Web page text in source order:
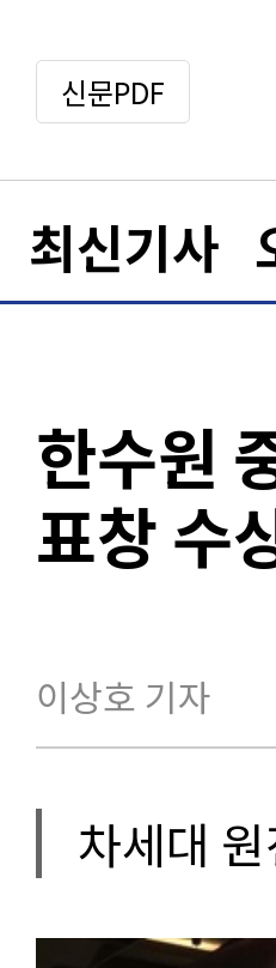
신문PDF
최신기사
한수원
표창 수
이상호 기자
차세대